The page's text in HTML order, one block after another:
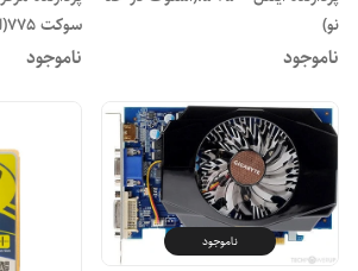
نو)
ناموجود
سوکت ۷۷۵(استوک)
ناموجود
ناموجود